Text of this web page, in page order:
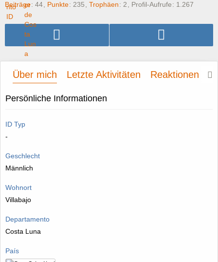
Beiträge 44 Punkte 235 Trophäen 2 Profil-Aufrufe 1.267
Über mich Letzte Aktivitäten Reaktionen
Persönliche Informationen
ID Typ
-
Geschlecht
Männlich
Wohnort
Villabajo
Departamento
Costa Luna
País